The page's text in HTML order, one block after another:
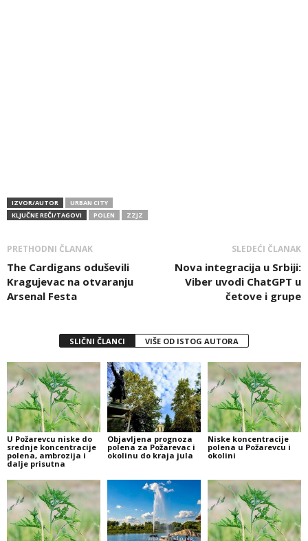
IZVOR/AUTOR
URBAN CITY
KLJUČNE REČI/TAGOVI
POLEN ZZJZ
PRETHODNI ČLANAK
The Cardigans oduševili
Kragujevac na otvaranju
Arsenal Festa
SLEDEĆI ČLANAK
Nova integracija u Srbiji:
Viber uvodi ChatGPT u
četove i grupe
SLIČNI ČLANCI VIŠE OD ISTOG AUTORA
U Požarevcu niske do
srednje koncentracije
polena, ambrozija i
dalje prisutna
Objavljena prognoza
polena za Požarevac i
okolinu do kraja jula
Niske koncentracije
polena u Požarevcu i
okolini